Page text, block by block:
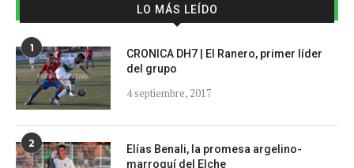
LO MÁS LEÍDO
1
CRONICA DH7 | El Ranero, primer líder
del grupo
4 septiembre, 2017
2
Elías Benali, la promesa argelino-
marroquí del Elche